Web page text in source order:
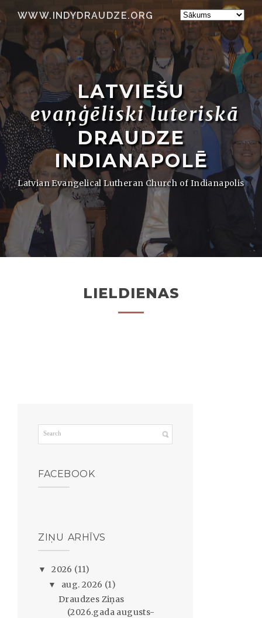
WWW.INDYDRAUDZE.ORG
LATVIEŠU
evaņģēliski luteriskā
DRAUDZE
INDIANAPOLĒ
Latvian Evangelical Lutheran Church of Indianapolis
LIELDIENAS
FACEBOOK
ZIŅU ARHĪVS
▼2026 (11)
▼ aug. 2026 (1)
Draudzes Ziņas
(2026.gada augusts-